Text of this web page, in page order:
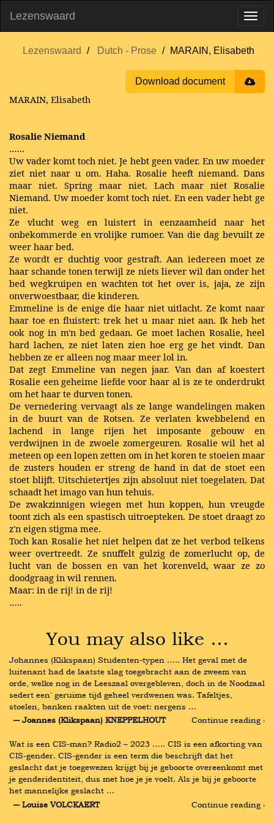
Lezenswaard
Lezenswaard Dutch - Prose MARAIN, Elisabeth
Download document
MARAIN, Elisabeth
Rosalie Niemand
…...
Uw vader komt toch niet. Je hebt geen vader. En uw moeder
ziet niet naar u om. Haha. Rosalie heeft niemand. Dans
maar niet. Spring maar niet. Lach maar niet Rosalie
Niemand. Uw moeder komt toch niet. En een vader hebt ge
niet.
Ze vlucht weg en luistert in eenzaamheid naar het
onbekommerde en vrolijke rumoer. Van die dag bevuilt ze
weer haar bed.
Ze wordt er duchtig voor gestraft. Aan iedereen moet ze
haar schande tonen terwijl ze niets liever wil dan onder het
bed wegkruipen en wachten tot het over is, jaja, ze zijn
onverwoestbaar, die kinderen.
Emmeline is de enige die haar niet uitlacht. Ze komt naar
haar toe en fluistert: trek het u maar niet aan. Ik heb het
ook nog in m'n bed gedaan. Ge moet lachen Rosalie, heel
hard lachen, ze niet laten zien hoe erg ge het vindt. Dan
hebben ze er alleen nog maar meer lol in.
Dat zegt Emmeline van negen jaar. Van dan af koestert
Rosalie een geheime liefde voor haar al is ze te onderdrukt
om het haar te durven tonen.
De vernedering vervaagt als ze lange wandelingen maken
in de buurt van de Rotsen. Ze verlaten kwebbelend en
lachend in lange rijen het imposante gebouw en
verdwijnen in de zwoele zomergeuren. Rosalie wil het al
meteen op een lopen zetten om in het koren te stoeien maar
de zusters houden er streng de hand in dat de stoet een
stoet blijft. Uitschietertjes zijn absoluut niet toegelaten. Dat
schaadt het imago van hun tehuis.
De zwakzinnigen wiegen met hun koppen, hun vreugde
toont zich als een spastisch uitroepteken. De stoet draagt zo
z'n eigen stigma mee.
Toch kan Rosalie het niet helpen dat ze het verbod telkens
weer overtreedt. Ze snuffelt gulzig de zomerlucht op, de
lucht van de bossen en van het korenveld, waar ze zo
doodgraag in wil rennen.
Maar: in de rij! in de rij!
…..
You may also like …
Johannes (Klikspaan) Studenten-typen ….. Het geval met de
luitenant had de laatste slag toegebracht aan de zweem van
orde, welke nog in de Leeszaal overgebleven, doch in de Noodzaal
sedert een' geruime tijd geheel verdwenen was. Tafeltjes,
stoelen, banken raakten uit de voet: nergens …
― Joannes (Klikspaan) KNEPPELHOUT
Continue reading ›
Wat is een CIS-man? Radio2 – 2023 ….. CIS is een afkorting van
CIS-gender. CIS-gender is een term die beschrijft dat het
geslacht dat je toegewezen krijgt bij je geboorte overeenkomt met
je genderidentiteit, dus met hoe je je voelt. Als je bij je geboorte
het mannelijke geslacht …
― Louise VOLCKAERT
Continue reading ›